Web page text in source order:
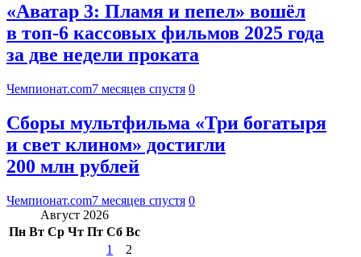
«Аватар 3: Пламя и пепел» вошёл
в топ-6 кассовых фильмов 2025 года
за две недели проката
Чемпионат.com7 месяцев спустя 0
Сборы мультфильма «Три богатыря
и свет клином» достигли
200 млн рублей
Чемпионат.com7 месяцев спустя 0
Август 2026
Пн Вт Ср Чт Пт Сб Вс
1
2